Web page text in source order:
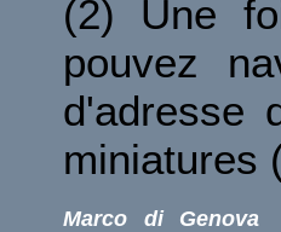
(2) Une
pouvez
d'adresse
miniatures
Marco di Genova